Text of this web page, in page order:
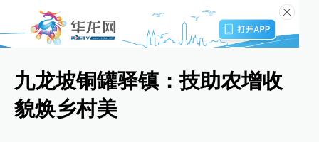
九龙坡铜罐驿镇：技助农增收
貌焕乡村美